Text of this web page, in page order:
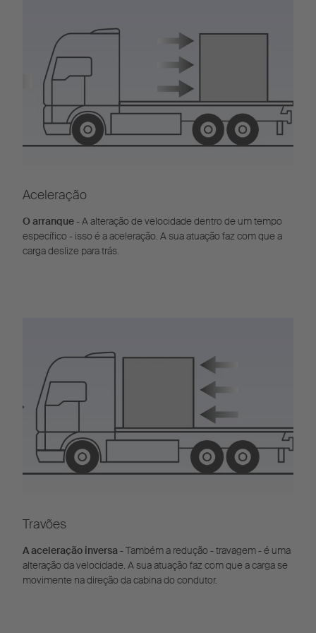
Aceleração
O arranque- A alteração de velocidade dentro de um tempo
específico - isso é a aceleração. A sua atuação faz com que a
carga deslize para trás.
Travões
A aceleração inversa- Também a redução - travagem - é uma
alteração da velocidade. A sua atuação faz com que a carga se
movimente na direção da cabina do condutor.